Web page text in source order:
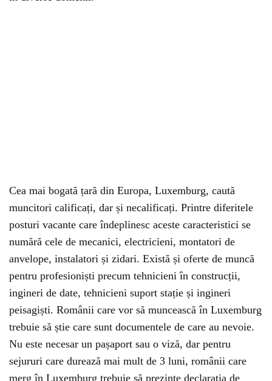
Cea mai bogată țară din Europa, Luxemburg, caută
muncitori calificați, dar și necalificați. Printre diferitele
posturi vacante care îndeplinesc aceste caracteristici se
numără cele de mecanici, electricieni, montatori de
anvelope, instalatori și zidari. Există și oferte de muncă
pentru profesioniști precum tehnicieni în construcții,
ingineri de date, tehnicieni suport stație și ingineri
peisagiști. Românii care vor să muncească în Luxemburg
trebuie să știe care sunt documentele de care au nevoie.
Nu este necesar un pașaport sau o viză, dar pentru
sejururi care durează mai mult de 3 luni, românii care
merg în Luxemburg trebuie să prezinte declarația de